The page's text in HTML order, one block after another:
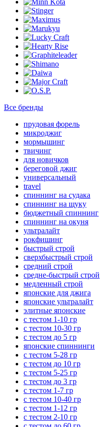
Все бренды
прудовая форель
микроджиг
мормышинг
твичинг
для новичков
береговой джиг
универсальный
travel
спиннинг на судака
спиннинг на щуку
бюджетный спиннинг
спиннинг на окуня
ультралайт
рокфишинг
быстрый строй
сверхбыстрый строй
средний строй
средне-быстрый строй
медленный строй
японские для джига
японские ультралайт
элитные японские
с тестом 1-10 гр
с тестом 10-30 гр
с тестом до 5 гр
японские спиннинги
с тестом 5-28 гр
с тестом до 10 гр
с тестом 5-25 гр
с тестом до 3 гр
с тестом 1-7 гр
с тестом 10-40 гр
с тестом 1-12 гр
с тестом 2-10 гр